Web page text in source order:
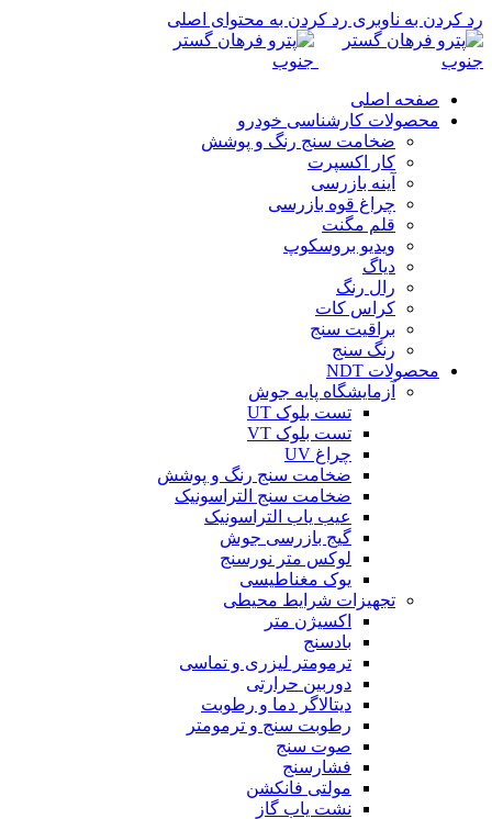
رد کردن به ناوبری رد کردن به محتوای اصلی
صفحه اصلی
محصولات کارشناسی خودرو
ضخامت سنج رنگ و پوشش
کار اکسپرت
آینه بازرسی
چراغ قوه بازرسی
قلم مگنت
ویدیو بروسکوپ
دیاگ
رال رنگ
کراس کات
براقیت سنج
رنگ سنج
محصولات NDT
آزمایشگاه پایه جوش
تست بلوک UT
تست بلوک VT
چراغ UV
ضخامت سنج رنگ و پوشش
ضخامت سنج التراسونیک
عیب یاب التراسونیک
گیج بازرسی جوش
لوکس متر نورسنج
یوک مغناطیسی
تجهیزات شرایط محیطی
اکسیژن متر
بادسنج
ترمومتر لیزری و تماسی
دوربین حرارتی
دیتالاگر دما و رطوبت
رطوبت سنج و ترمومتر
صوت سنج
فشارسنج
مولتی فانکشن
نشت یاب گاز